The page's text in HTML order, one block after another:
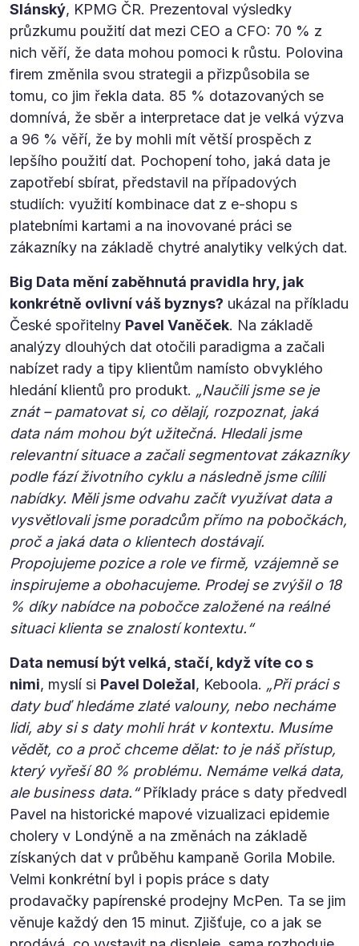
Slánský, KPMG ČR. Prezentoval výsledky
průzkumu použití dat mezi CEO a CFO: 70 % z
nich věří, že data mohou pomoci k růstu. Polovina
firem změnila svou strategii a přizpůsobila se
tomu, co jim řekla data. 85 % dotazovaných se
domnívá, že sběr a interpretace dat je velká výzva
a 96 % věří, že by mohli mít větší prospěch z
lepšího použití dat. Pochopení toho, jaká data je
zapotřebí sbírat, představil na případových
studiích: využití kombinace dat z e-shopu s
platebními kartami a na inovované práci se
zákazníky na základě chytré analytiky velkých dat.
Big Data mění zaběhnutá pravidla hry, jak
konkrétně ovlivní váš byznys? ukázal na příkladu
České spořitelny Pavel Vaněček. Na základě
analýzy dlouhých dat otočili paradigma a začali
nabízet rady a tipy klientům namísto obvyklého
hledání klientů pro produkt. „Naučili jsme se je
znát – pamatovat si, co dělají, rozpoznat, jaká
data nám mohou být užitečná. Hledali jsme
relevantní situace a začali segmentovat zákazníky
podle fází životního cyklu a následně jsme cílili
nabídky. Měli jsme odvahu začít využívat data a
vysvětlovali jsme poradcům přímo na pobočkách,
proč a jaká data o klientech dostávají.
Propojujeme pozice a role ve firmě, vzájemně se
inspirujeme a obohacujeme. Prodej se zvýšil o 18
% díky nabídce na pobočce založené na reálné
situaci klienta se znalostí kontextu.“
Data nemusí být velká, stačí, když víte co s
nimi, myslí si Pavel Doležal, Keboola. „Při práci s
daty buď hledáme zlaté valouny, nebo necháme
lidi, aby si s daty mohli hrát v kontextu. Musíme
vědět, co a proč chceme dělat: to je náš přístup,
který vyřeší 80 % problému. Nemáme velká data,
ale business data.“Příklady práce s daty předvedl
Pavel na historické mapové vizualizaci epidemie
cholery v Londýně a na změnách na základě
získaných dat v průběhu kampaně Gorila Mobile.
Velmi konkrétní byl i popis práce s daty
prodavačky papírenské prodejny McPen. Ta se jim
věnuje každý den 15 minut. Zjišťuje, co a jak se